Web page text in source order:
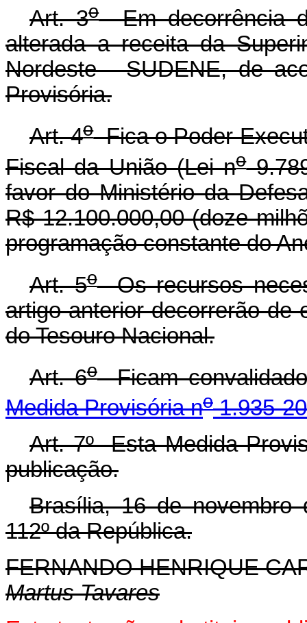
Art. 3oEm decorrência
alterada a receita da
Nordeste - SUDENE, de
Provisória.
Art. 4oFica o Poder
Fiscal da União (Lei no
favor do Ministério da
R$ 12.100.000,00 (doze
programação constante do
Art. 5oOs recursos
artigo anterior decorrerão de
do Tesouro Nacional.
Art. 6oFicam
Medida Provisória no1.935-
Art. 7º Esta Medida
publicação.
Brasília, 16 de novembro
112º da República.
FERNANDO HENRIQUE
Martus Tavares